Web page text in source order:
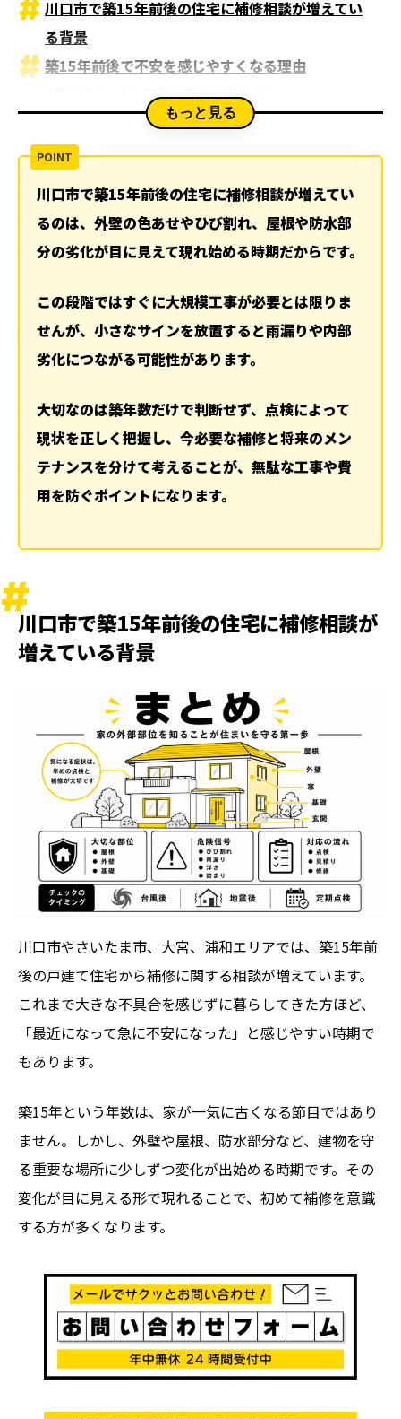
もっと見る
川口市で築15年前後の住宅に補修相談が増えてい
る背景
築15年前後で不安を感じやすくなる理由
外壁の色あせや汚れが目立ち始める
小さなひび割れに気づきやすくなる
屋根や雨樋を意識するきっかけが増える
よくある補修相談の内容とは
外壁塗装をした方がいいのか分からない
屋根工事や雨漏り修理への不安
不安を感じたときにやってはいけないこと
すぐに大きな工事を決めてしまう
一部だけを見て判断する
冷静に判断するために知っておきたい考え方
築年数と劣化は必ずしも一致しない
今必要な補修と将来の計画を分けて考える
専門家の説明が分かりやすいかを重視する
費用の目安を知ることで安心につながる
火災保険と補修の関係について
実際の支払い事例を知る安心感
川口市で後悔しないための相談の進め方
地域に詳しい会社を選ぶ
納得できるまで質問する
早めの相談が結果的に安心につながる
まとめ
関連記事
ランキング
ハッシュタグ
新着工事
川口市で築15年前後の住宅に補修相談が増えてい
るのは、外壁の色あせやひび割れ、屋根や防水部
分の劣化が目に見えて現れ始める時期だからです。
この段階ではすぐに大規模工事が必要とは限りま
せんが、小さなサインを放置すると雨漏りや内部
劣化につながる可能性があります。
大切なのは築年数だけで判断せず、点検によって
現状を正しく把握し、今必要な補修と将来のメン
テナンスを分けて考えることが、無駄な工事や費
用を防ぐポイントになります。
川口市で築15年前後の住宅に補修相談が
増えている背景
川口市やさいたま市、大宮、浦和エリアでは、築15年前
後の戸建て住宅から補修に関する相談が増えています。
これまで大きな不具合を感じずに暮らしてきた方ほど、
「最近になって急に不安になった」と感じやすい時期で
もあります。
築15年という年数は、家が一気に古くなる節目ではあり
ません。しかし、外壁や屋根、防水部分など、建物を守
る重要な場所に少しずつ変化が出始める時期です。その
変化が目に見える形で現れることで、初めて補修を意識
する方が多くなります。